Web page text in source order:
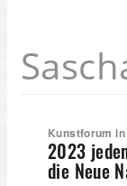
Kunstforum
2023
die Neue